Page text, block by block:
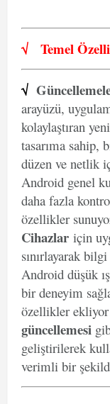
√ Temel
√
arayüzü,
kolaylaştıran
tasarıma
düzen ve netlik
Android genel
daha fazla
özellikler
Cihazlar için
sınırlayarak
Android düşük
bir deneyim
özellikler ekliyor
güncellemesi
geliştirilerek
verimli bir